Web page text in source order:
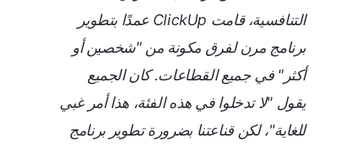
التنافسية، قامت ClickUp عمدًا بتطوير
برنامج مرن لفرق مكونة من "شخصين أو
أكثر" في جميع القطاعات. كان الجميع
يقول "لا تدخلوا في هذه الفئة، هذا أمر غبي
للغاية"، لكن قناعتنا بضرورة تطوير برنامج